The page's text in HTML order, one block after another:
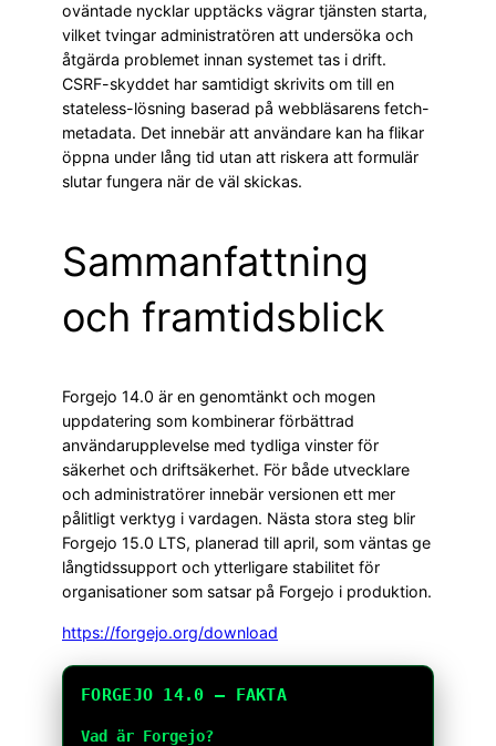
oväntade nycklar upptäcks vägrar tjänsten starta,
vilket tvingar administratören att undersöka och
åtgärda problemet innan systemet tas i drift.
CSRF-skyddet har samtidigt skrivits om till en
stateless-lösning baserad på webbläsarens fetch-
metadata. Det innebär att användare kan ha flikar
öppna under lång tid utan att riskera att formulär
slutar fungera när de väl skickas.
Sammanfattning
och framtidsblick
Forgejo 14.0 är en genomtänkt och mogen
uppdatering som kombinerar förbättrad
användarupplevelse med tydliga vinster för
säkerhet och driftsäkerhet. För både utvecklare
och administratörer innebär versionen ett mer
pålitligt verktyg i vardagen. Nästa stora steg blir
Forgejo 15.0 LTS, planerad till april, som väntas ge
långtidssupport och ytterligare stabilitet för
organisationer som satsar på Forgejo i produktion.
https://forgejo.org/download
FORGEJO 14.0 – FAKTA
Vad är Forgejo?